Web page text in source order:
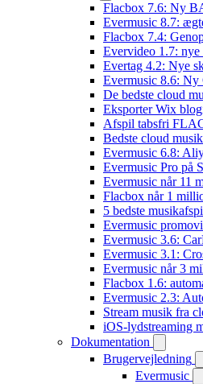
Flacbox 7.6: Ny
Evermusic 8.7:
Flacbox 7.4:
Evervideo 1.7:
Evertag 4.2: Nye
Evermusic 8.6: Ny
De bedste cloud
Eksporter Wix
Afspil tabsfri
Bedste cloud
Evermusic 6.8:
Evermusic Pro på
Evermusic når 11
Flacbox når 1
5 bedste
Evermusic
Evermusic 3.6:
Evermusic 3.1:
Evermusic når 3
Flacbox 1.6:
Evermusic 2.3:
Stream musik fra
iOS-lydstreaming
Dokumentation
Brugervejledning
Evermusic